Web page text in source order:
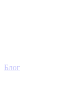
Блог